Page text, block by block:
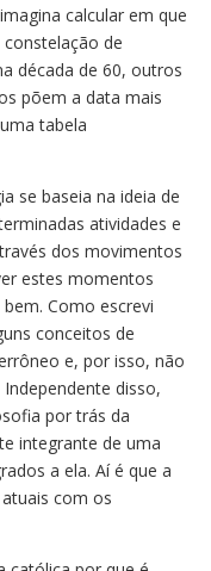
calcular em que
de
década de 60, outros
põem a data mais
tabela
se baseia na ideia de
atividades e
dos movimentos
estes momentos
Como escrevi
conceitos de
e, por isso, não
Independente disso,
por trás da
integrante de uma
a ela. Aí é que a
com os